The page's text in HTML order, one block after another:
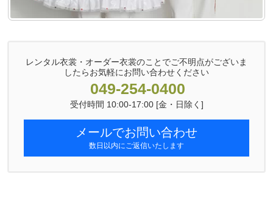
レンタル衣裳・オーダー衣裳のことでご不明点がございま
したらお気軽にお問い合わせください
049-254-0400
受付時間 10:00-17:00 [金・日除く]
メールでお問い合わせ
数日以内にご返信いたします